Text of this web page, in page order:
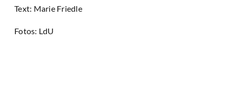
Text: Marie Friedle
Fotos: LdU